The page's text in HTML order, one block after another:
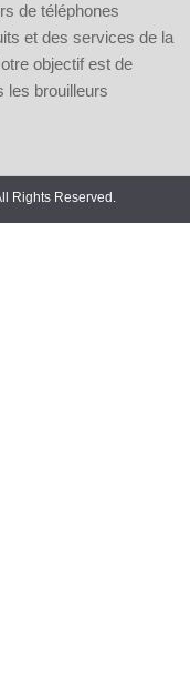
de téléphones
et des services de la
objectif est de
les brouilleurs
Rights Reserved.